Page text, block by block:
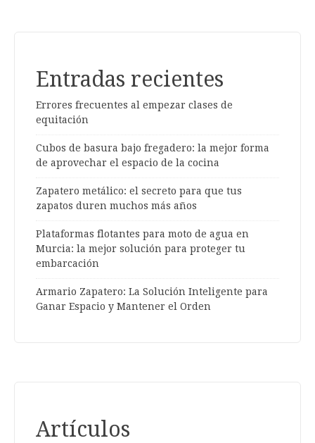
Entradas recientes
Errores frecuentes al empezar clases de
equitación
Cubos de basura bajo fregadero: la mejor forma
de aprovechar el espacio de la cocina
Zapatero metálico: el secreto para que tus
zapatos duren muchos más años
Plataformas flotantes para moto de agua en
Murcia: la mejor solución para proteger tu
embarcación
Armario Zapatero: La Solución Inteligente para
Ganar Espacio y Mantener el Orden
Artículos